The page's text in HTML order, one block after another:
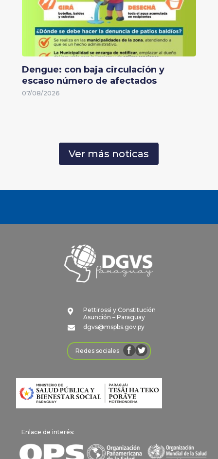
Dengue: con baja circulación y
escaso número de afectados
07/08/2026
Ver más noticas

Pettirossi y Constitución
Asunción – Paraguay

dgvs@mspbs.gov.py
Redes sociales
Enlace de interés: